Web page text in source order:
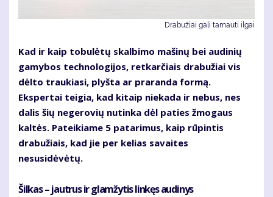
Drabužiai gali tarnauti ilgai
Kad ir kaip tobulėtų skalbimo mašinų bei audinių
gamybos technologijos, retkarčiais drabužiai vis
dėlto traukiasi, plyšta ar praranda formą.
Ekspertai teigia, kad kitaip niekada ir nebus, nes
dalis šių negerovių nutinka dėl paties žmogaus
kaltės. Pateikiame 5 patarimus, kaip rūpintis
drabužiais, kad jie per kelias savaites
nesusidėvėtų.
Šilkas – jautrus ir glamžytis linkęs audinys